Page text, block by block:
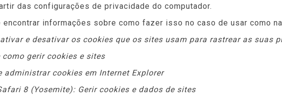
das configurações de privacidade do computador.
encontrar informações sobre como fazer isso no caso de usar como
e desativar os cookies que os sites usam para rastrear as suas
como gerir cookies e sites
administrar cookies em Internet Explorer
8 (Yosemite): Gerir cookies e dados de sites